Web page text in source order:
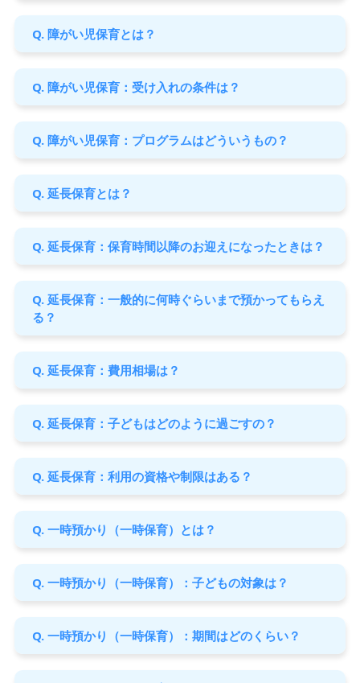
Q. 障がい児保育とは？
Q. 障がい児保育：受け入れの条件は？
Q. 障がい児保育：プログラムはどういうもの？
Q. 延長保育とは？
Q. 延長保育：保育時間以降のお迎えになったときは？
Q. 延長保育：一般的に何時ぐらいまで預かってもらえ
る？
Q. 延長保育：費用相場は？
Q. 延長保育：子どもはどのように過ごすの？
Q. 延長保育：利用の資格や制限はある？
Q. 一時預かり（一時保育）とは？
Q. 一時預かり（一時保育）：子どもの対象は？
Q. 一時預かり（一時保育）：期間はどのくらい？